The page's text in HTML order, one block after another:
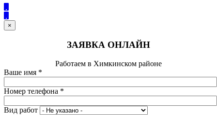
×
ЗАЯВКА ОНЛАЙН
Работаем в Химкинском районе
Ваше имя *
Номер телефона *
Вид работ